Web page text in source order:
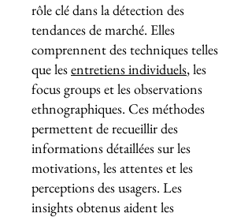
rôle clé dans la détection des
tendances de marché. Elles
comprennent des techniques telles
que lesentretiens individuels, les
focus groups et les observations
ethnographiques. Ces méthodes
permettent de recueillir des
informations détaillées sur les
motivations, les attentes et les
perceptions des usagers. Les
insights obtenus aident les